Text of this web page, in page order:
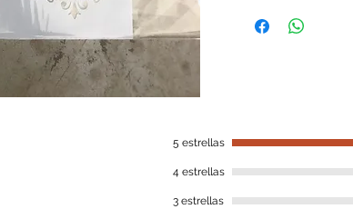
5 estrellas
4 estrellas
3 estrellas